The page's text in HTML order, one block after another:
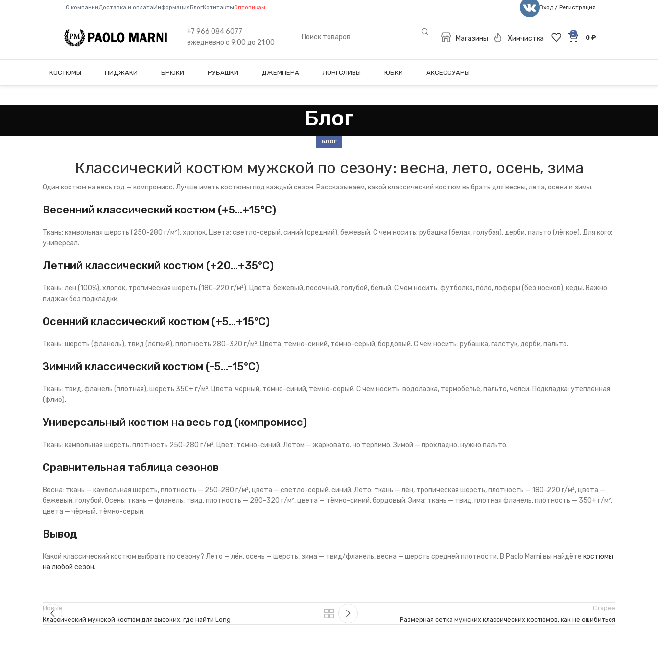
О компанииДоставка и оплатаИнформацияБлогКотнтактыОптовикам Вход / Регистрация
+7 966 084 6077
ежедневно с 9:00 до 21:00
Магазины Химчистка
0
0 ₽
КОСТЮМЫ ПИДЖАКИ БРЮКИ РУБАШКИ ДЖЕМПЕРА ЛОНГСЛИВЫ ЮБКИ АКСЕССУАРЫ
Блог
БЛОГ
Классический костюм мужской по сезону: весна, лето, осень, зима
Один костюм на весь год — компромисс. Лучше иметь костюмы под каждый сезон. Рассказываем, какой классический костюм выбрать для весны, лета, осени и зимы.
Весенний классический костюм (+5…+15°C)
Ткань: камвольная шерсть (250-280 г/м²), хлопок. Цвета: светло-серый, синий (средний), бежевый. С чем носить: рубашка (белая, голубая), дерби, пальто (лёгкое). Для кого:
универсал.
Летний классический костюм (+20…+35°C)
Ткань: лён (100%), хлопок, тропическая шерсть (180-220 г/м²). Цвета: бежевый, песочный, голубой, белый. С чем носить: футболка, поло, лоферы (без носков), кеды. Важно:
пиджак без подкладки.
Осенний классический костюм (+5…+15°C)
Ткань: шерсть (фланель), твид (лёгкий), плотность 280-320 г/м². Цвета: тёмно-синий, тёмно-серый, бордовый. С чем носить: рубашка, галстук, дерби, пальто.
Зимний классический костюм (-5…-15°C)
Ткань: твид, фланель (плотная), шерсть 350+ г/м². Цвета: чёрный, тёмно-синий, тёмно-серый. С чем носить: водолазка, термобельё, пальто, челси. Подкладка: утеплённая
(флис).
Универсальный костюм на весь год (компромисс)
Ткань: камвольная шерсть, плотность 250-280 г/м². Цвет: тёмно-синий. Летом — жарковато, но терпимо. Зимой — прохладно, нужно пальто.
Сравнительная таблица сезонов
Весна: ткань — камвольная шерсть, плотность — 250-280 г/м², цвета — светло-серый, синий. Лето: ткань — лён, тропическая шерсть, плотность — 180-220 г/м², цвета —
бежевый, голубой. Осень: ткань — фланель, твид, плотность — 280-320 г/м², цвета — тёмно-синий, бордовый. Зима: ткань — твид, плотная фланель, плотность — 350+ г/м²,
цвета — чёрный, тёмно-серый.
Вывод
Какой классический костюм выбрать по сезону? Лето — лён, осень — шерсть, зима — твид/фланель, весна — шерсть средней плотности. В Paolo Marni вы найдёте костюмы
на любой сезон.
Новые
Классический мужской костюм для высоких: где найти Long
Старее
Размерная сетка мужских классических костюмов: как не ошибиться